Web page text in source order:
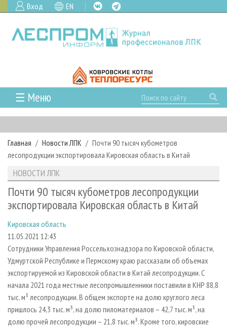
Вход EN
☰ Меню
ГЛАВНАЯ
РУБРИКИ И ТЕМЫ
РУБРИКИ ЖУРНАЛА
ЛЕСОЗАГОТОВКА
ЛЕСОПИЛЕНИЕ
СУШКА ДРЕВЕСИНЫ
ПРОИЗВОДСТВО ДРЕВЕСНЫХ ПЛИТ
ДЕРЕВЯННОЕ ДОМОСТРОЕНИЕ
ПРОИЗВОДСТВО МЕБЕЛИ
БИОЭНЕРГЕТИКА
ЦБП
НОВОСТИ
НОВОСТИ ЛПК
НОВОСТИ ЖУРНАЛА
ПРОЕКТЫ ЛПИ
АНАЛИТИКА
ПРЕДПРИЯТИЯ ЛПК
ПЕРСОНЫ
МОБИЛЬНЫЕ ВЫСТАВКИ
ОФИЦИАЛЬНЫЕ ДЕЛЕГАЦИИ
ПРИОРИТЕТНЫЕ ИНВЕСТПРОЕКТЫ
RUSSIAN FORESTRY REVIEW
ГАЗЕТА ЛЕСПРОМФОРУМ
АРХИВ ЖУРНАЛОВ
СТАТЬИ
О ЖУРНАЛЕ
ПОДПИСКА
КОНТАКТЫ
РЕКЛАМОДАТЕЛЯМ
РЕКЛАМА
РЕКЛАМА НА САЙТЕ
Главная Новости ЛПК
Почти 90 тысяч кубометров
лесопродукции экспортировала Кировская область в Китай
НОВОСТИ ЛПК
Почти 90 тысяч кубометров лесопродукции
экспортировала Кировская область в Китай
Кировская область
11.05.2021 12:43
Сотрудники Управления Россельхознадзора по Кировской области,
Удмуртской Республике и Пермскому краю рассказали об объемах
экспортируемой из Кировской области в Китай лесопродукции. С
начала 2021 года местные лесопромышленники поставили в КНР 88,8
тыс. м³ лесопродукции. В общем экспорте на долю круглого леса
пришлось 24,3 тыс. м³, на долю пиломатериалов – 42,7 тыс. м³, на
долю прочей лесопродукции – 21,8 тыс. м³. Кроме того, кировские